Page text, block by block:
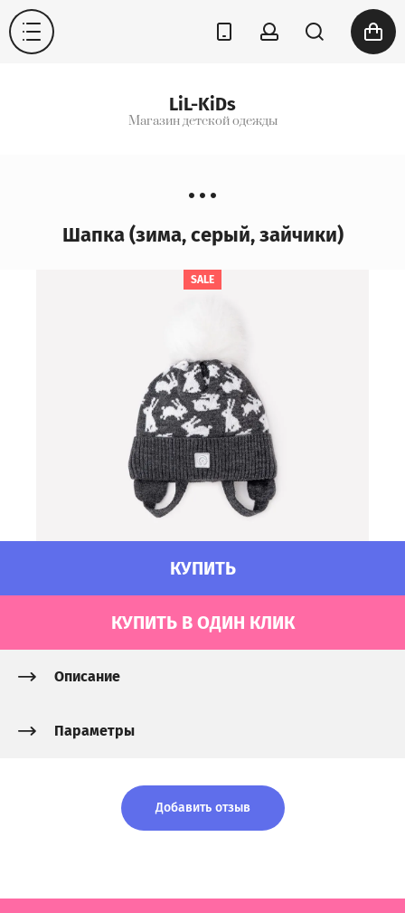
LiL-KiDs
Магазин детской одежды
Шапка (зима, серый, зайчики)
SALE
КУПИТЬ
КУПИТЬ В ОДИН КЛИК
Описание
Параметры
Добавить отзыв